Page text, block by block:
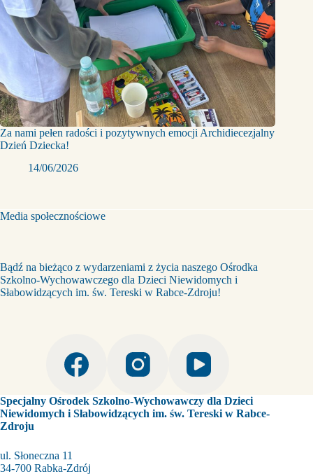
Za nami pełen radości i pozytywnych emocji Archidiecezjalny
Dzień Dziecka!
14/06/2026
Media społecznościowe
Bądź na bieżąco z wydarzeniami z życia naszego Ośrodka
Szkolno-Wychowawczego dla Dzieci Niewidomych i
Słabowidzących im. św. Tereski w Rabce-Zdroju!
Specjalny Ośrodek Szkolno-Wychowawczy dla Dzieci
Niewidomych i Słabowidzących im. św. Tereski w Rabce-
Zdroju
ul. Słoneczna 11
34-700 Rabka-Zdrój